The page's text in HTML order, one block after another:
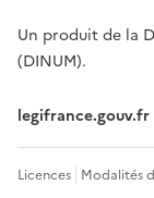
Un produit de la
(DINUM).
legifrance.gouv.fr
Licences Modalités